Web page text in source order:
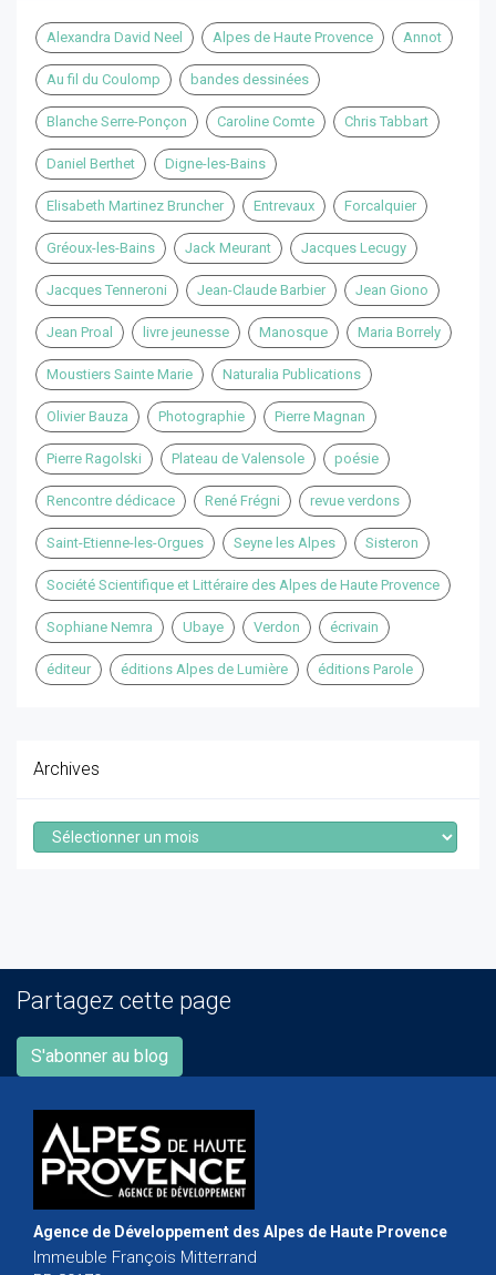
Alexandra David Neel Alpes de Haute Provence Annot
Au fil du Coulomp bandes dessinées
Blanche Serre-Ponçon Caroline Comte Chris Tabbart
Daniel Berthet Digne-les-Bains
Elisabeth Martinez Bruncher Entrevaux Forcalquier
Gréoux-les-Bains Jack Meurant Jacques Lecugy
Jacques Tenneroni Jean-Claude Barbier Jean Giono
Jean Proal livre jeunesse Manosque Maria Borrely
Moustiers Sainte Marie Naturalia Publications
Olivier Bauza Photographie Pierre Magnan
Pierre Ragolski Plateau de Valensole poésie
Rencontre dédicace René Frégni revue verdons
Saint-Etienne-les-Orgues Seyne les Alpes Sisteron
Société Scientifique et Littéraire des Alpes de Haute Provence
Sophiane Nemra Ubaye Verdon écrivain
éditeur éditions Alpes de Lumière éditions Parole
Archives
Archives
Partagez cette page
S'abonner au blog
Agence de Développement des Alpes de Haute Provence
Immeuble François Mitterrand